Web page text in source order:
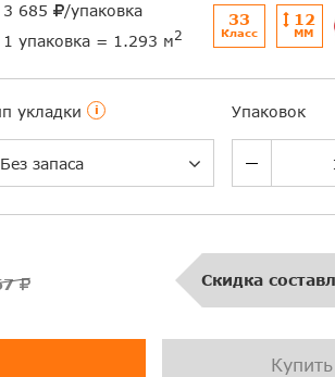
3 685
/упаковка
1 упаковка = 1.293 м2
33
Класс
12
ММ
укладки i
Без запаса
Упаковок
Скидка